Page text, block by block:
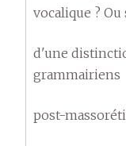
vocalique ?
d'une
grammairiens
post-